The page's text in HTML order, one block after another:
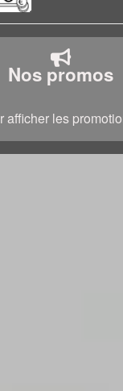
Nos promos
afficher les